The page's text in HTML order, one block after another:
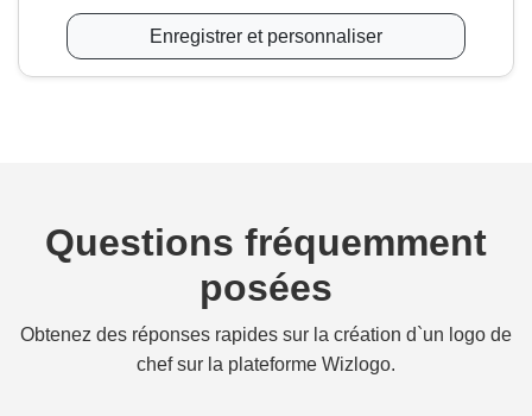
Enregistrer et personnaliser
Questions fréquemment
posées
Obtenez des réponses rapides sur la création d`un logo de
chef sur la plateforme Wizlogo.